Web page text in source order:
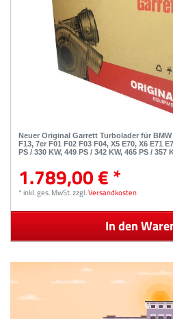
Neuer Original Garrett Turbolader für BMW
F13, 7er F01 F02 F03 F04, X5 E70, X6 E71
PS / 330 KW, 449 PS / 342 KW, 465 PS / 357
1.789,00 € *
*inkl. ges. MwSt.zzgl.Versandkosten
In den